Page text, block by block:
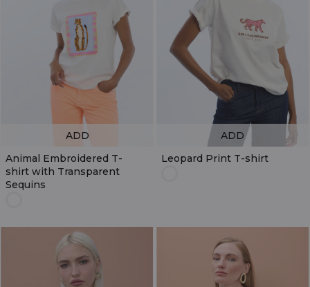
Animal Embroidered T-
shirt with Transparent
Sequins
ADD
Leopard Print T-shirt
ADD